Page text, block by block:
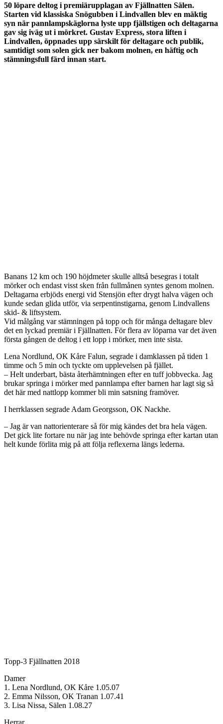
50 löpare deltog i premiärupplagan av Fjällnatten Sälen.
Starten vid klassiska Snögubben i Lindvallen blev en mäktig
syn när pannlampskäglorna lyste upp fjällstigen och deltagarna
gav sig iväg ut i mörkret. Gustav Express, stora liften i
Lindvallen, öppnades upp särskilt för deltagare och publik,
samtidigt som solen gick ner bakom molnen, en häftig och
stämningsfull färd innan start.
Banans 12 km och 190 höjdmeter skulle alltså besegras i totalt
mörker och endast visst sken från fullmånen syntes genom molnen.
Deltagarna erbjöds energi vid Stensjön efter drygt halva vägen och
kunde sedan glida utför, via serpentinstigarna, genom Lindvallens
skid- & liftsystem.
Vid målgång var stämningen på topp och för många deltagare blev
det en lyckad premiär i Fjällnatten. För flera av löparna var det även
första gången de deltog i ett lopp i mörker, men inte sista.
Lena Nordlund, OK Kåre Falun, segrade i damklassen på tiden 1
timme och 5 min och tyckte om upplevelsen på fjället.
– Helt underbart, bästa återhämtningen efter en tuff jobbvecka. Jag
brukar springa i mörker med pannlampa efter barnen har lagt sig så
det här med nattlopp kommer bli min satsning framöver.
I herrklassen segrade Adam Georgsson, OK Nackhe.
– Jag är van nattorienterare så för mig kändes det bra hela vägen.
Det gick lite fortare nu när jag inte behövde springa efter kartan utan
helt kunde förlita mig på att följa reflexerna längs lederna.
Topp-3 Fjällnatten 2018
Damer
1. Lena Nordlund, OK Kåre 1.05.07
2. Emma Nilsson, OK Tranan 1.07.41
3. Lisa Nissa, Sälen 1.08.27
Herrar